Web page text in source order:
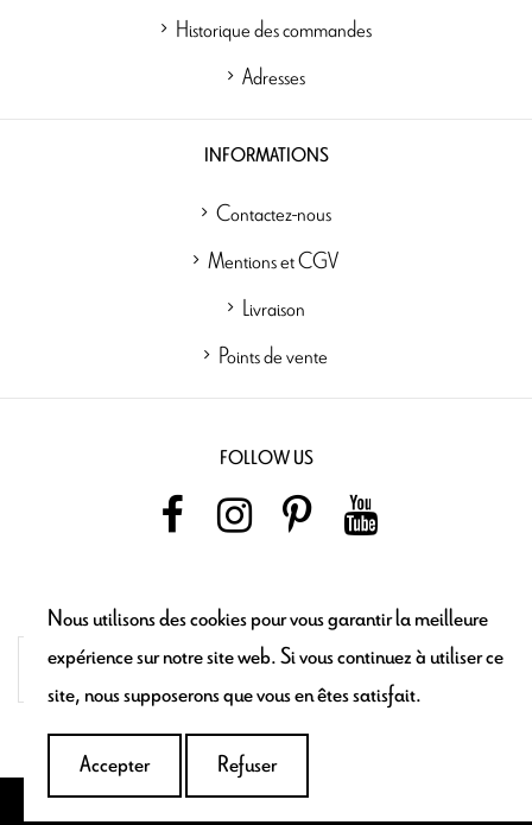
Historique des commandes
Adresses
INFORMATIONS
Contactez-nous
Mentions et CGV
Livraison
Points de vente
FOLLOW US
Nous utilisons des cookies pour vous garantir la meilleure
expérience sur notre site web. Si vous continuez à utiliser ce
site, nous supposerons que vous en êtes satisfait.
Accepter Refuser